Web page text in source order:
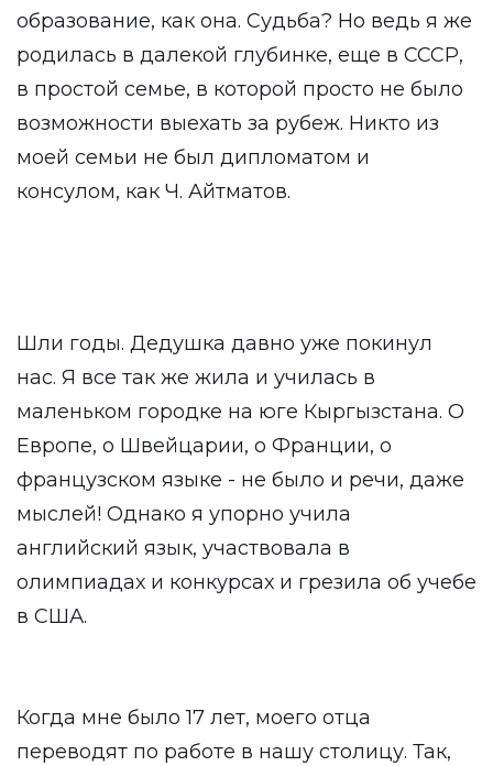
образование, как она. Судьба? Но ведь я же
родилась в далекой глубинке, еще в СССР,
в простой семье, в которой просто не было
возможности выехать за рубеж. Никто из
моей семьи не был дипломатом и
консулом, как Ч. Айтматов.
Шли годы. Дедушка давно уже покинул
нас. Я все так же жила и училась в
маленьком городке на юге Кыргызстана. О
Европе, о Швейцарии, о Франции, о
французском языке - не было и речи, даже
мыслей! Однако я упорно учила
английский язык, участвовала в
олимпиадах и конкурсах и грезила об учебе
в США.
Когда мне было 17 лет, моего отца
переводят по работе в нашу столицу. Так,